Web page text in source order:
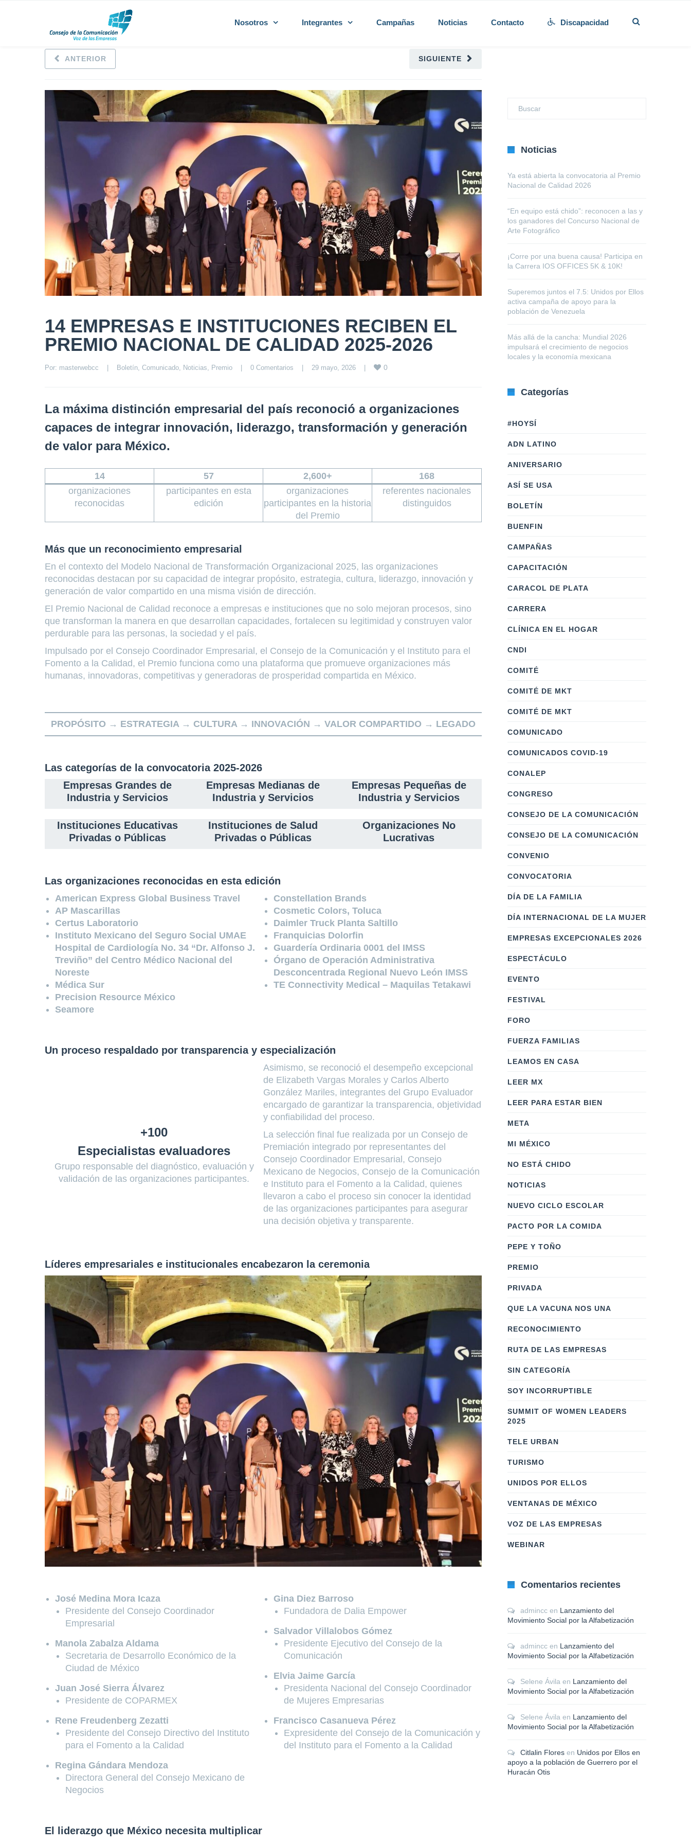
Nosotros Integrantes Campañas Noticias Contacto Discapacidad
SIGUIENTE
ANTERIOR
14 EMPRESAS E INSTITUCIONES RECIBEN EL
PREMIO NACIONAL DE CALIDAD 2025-2026
Por: masterwebcc Boletín, Comunicado, Noticias, Premio 0 Comentarios 29 mayo, 2026 0
La máxima distinción empresarial del país reconoció a organizaciones
capaces de integrar innovación, liderazgo, transformación y generación
de valor para México.
14 57 2,600+
168
organizaciones
reconocidas
participantes en esta
edición
organizaciones
participantes en la historia
del Premio
referentes nacionales
distinguidos
Más que un reconocimiento empresarial
En el contexto del Modelo Nacional de Transformación Organizacional 2025, las organizaciones
reconocidas destacan por su capacidad de integrar propósito, estrategia, cultura, liderazgo, innovación y
generación de valor compartido en una misma visión de dirección.
El Premio Nacional de Calidad reconoce a empresas e instituciones que no solo mejoran procesos, sino
que transforman la manera en que desarrollan capacidades, fortalecen su legitimidad y construyen valor
perdurable para las personas, la sociedad y el país.
Impulsado por el Consejo Coordinador Empresarial, el Consejo de la Comunicación y el Instituto para el
Fomento a la Calidad, el Premio funciona como una plataforma que promueve organizaciones más
humanas, innovadoras, competitivas y generadoras de prosperidad compartida en México.
PROPÓSITO → ESTRATEGIA → CULTURA → INNOVACIÓN → VALOR COMPARTIDO → LEGADO
Las categorías de la convocatoria 2025-2026
Empresas Grandes de
Industria y Servicios
Empresas Medianas de
Industria y Servicios
Empresas Pequeñas de
Industria y Servicios
Instituciones Educativas
Privadas o Públicas
Instituciones de Salud
Privadas o Públicas
Organizaciones No
Lucrativas
Las organizaciones reconocidas en esta edición
American Express Global Business Travel
AP Mascarillas
Certus Laboratorio
Instituto Mexicano del Seguro Social UMAE
Hospital de Cardiología No. 34 “Dr. Alfonso J.
Treviño” del Centro Médico Nacional del
Noreste
Médica Sur
Precision Resource México
Seamore
Constellation Brands
Cosmetic Colors, Toluca
Daimler Truck Planta Saltillo
Franquicias Dolorfin
Guardería Ordinaria 0001 del IMSS
Órgano de Operación Administrativa
Desconcentrada Regional Nuevo León IMSS
TE Connectivity Medical – Maquilas Tetakawi
Un proceso respaldado por transparencia y especialización
+100
Especialistas evaluadores
Grupo responsable del diagnóstico, evaluación y
validación de las organizaciones participantes.
Asimismo, se reconoció el desempeño excepcional
de Elizabeth Vargas Morales y Carlos Alberto
González Mariles, integrantes del Grupo Evaluador
encargado de garantizar la transparencia, objetividad
y confiabilidad del proceso.
La selección final fue realizada por un Consejo de
Premiación integrado por representantes del
Consejo Coordinador Empresarial, Consejo
Mexicano de Negocios, Consejo de la Comunicación
e Instituto para el Fomento a la Calidad, quienes
llevaron a cabo el proceso sin conocer la identidad
de las organizaciones participantes para asegurar
una decisión objetiva y transparente.
Líderes empresariales e institucionales encabezaron la ceremonia
José Medina Mora Icaza
Presidente del Consejo Coordinador
Empresarial
Manola Zabalza Aldama
Secretaria de Desarrollo Económico de la
Ciudad de México
Juan José Sierra Álvarez
Presidente de COPARMEX
Rene Freudenberg Zezatti
Presidente del Consejo Directivo del Instituto
para el Fomento a la Calidad
Regina Gándara Mendoza
Directora General del Consejo Mexicano de
Negocios
Gina Diez Barroso
Fundadora de Dalia Empower
Salvador Villalobos Gómez
Presidente Ejecutivo del Consejo de la
Comunicación
Elvia Jaime García
Presidenta Nacional del Consejo Coordinador
de Mujeres Empresarias
Francisco Casanueva Pérez
Expresidente del Consejo de la Comunicación y
del Instituto para el Fomento a la Calidad
El liderazgo que México necesita multiplicar
Noticias
Ya está abierta la convocatoria al Premio
Nacional de Calidad 2026
“En equipo está chido”: reconocen a las y
los ganadores del Concurso Nacional de
Arte Fotográfico
¡Corre por una buena causa! Participa en
la Carrera IOS OFFICES 5K & 10K!
Superemos juntos el 7.5: Unidos por Ellos
activa campaña de apoyo para la
población de Venezuela
Más allá de la cancha: Mundial 2026
impulsará el crecimiento de negocios
locales y la economía mexicana
Categorías
#HOYSÍ
ADN LATINO
ANIVERSARIO
ASÍ SE USA
BOLETÍN
BUENFIN
CAMPAÑAS
CAPACITACIÓN
CARACOL DE PLATA
CARRERA
CLÍNICA EN EL HOGAR
CNDI
COMITÉ
COMITÉ DE MKT
COMITÉ DE MKT
COMUNICADO
COMUNICADOS COVID-19
CONALEP
CONGRESO
CONSEJO DE LA COMUNICACIÓN
CONSEJO DE LA COMUNICACIÓN
CONVENIO
CONVOCATORIA
DÍA DE LA FAMILIA
DÍA INTERNACIONAL DE LA MUJER
EMPRESAS EXCEPCIONALES 2026
ESPECTÁCULO
EVENTO
FESTIVAL
FORO
FUERZA FAMILIAS
LEAMOS EN CASA
LEER MX
LEER PARA ESTAR BIEN
META
MI MÉXICO
NO ESTÁ CHIDO
NOTICIAS
NUEVO CICLO ESCOLAR
PACTO POR LA COMIDA
PEPE Y TOÑO
PREMIO
PRIVADA
QUE LA VACUNA NOS UNA
RECONOCIMIENTO
RUTA DE LAS EMPRESAS
SIN CATEGORÍA
SOY INCORRUPTIBLE
SUMMIT OF WOMEN LEADERS
2025
TELE URBAN
TURISMO
UNIDOS POR ELLOS
VENTANAS DE MÉXICO
VOZ DE LAS EMPRESAS
WEBINAR
Comentarios recientes
admincc en Lanzamiento del
Movimiento Social por la Alfabetización
admincc en Lanzamiento del
Movimiento Social por la Alfabetización
Selene Ávila en Lanzamiento del
Movimiento Social por la Alfabetización
Selene Ávila en Lanzamiento del
Movimiento Social por la Alfabetización
Citlalin Flores en Unidos por Ellos en
apoyo a la población de Guerrero por el
Huracán Otis